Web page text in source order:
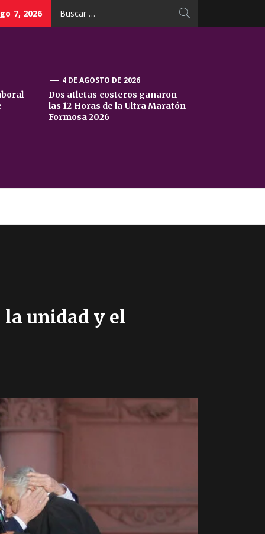
7, 2026
4 DE AGOSTO DE 2026
Dos atletas costeros ganaron
las 12 Horas de la Ultra Maratón
Formosa 2026
la unidad y el